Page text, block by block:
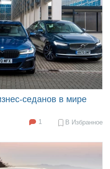
седанов в мире
1 В Избранное